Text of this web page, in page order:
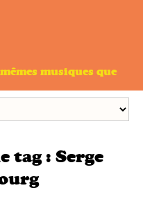
musiques que
tag : Serge